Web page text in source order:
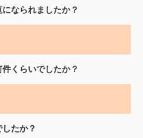
なられましたか？
くらいでしたか？
たか？